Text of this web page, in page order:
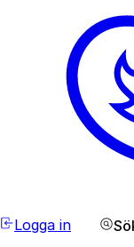
Logga in